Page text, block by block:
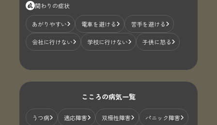
関わりの症状
あがりやすい 電車を避ける 苦手を避ける
会社に行けない 学校に行けない 子供に怒る
こころの病気一覧
うつ病 適応障害 双極性障害 パニック障害